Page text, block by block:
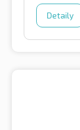
Detaily